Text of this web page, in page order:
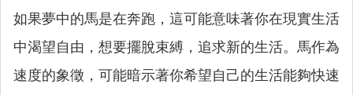
如果夢中的馬是在奔跑，這可能意味著你在現實生活
中渴望自由，想要擺脫束縛，追求新的生活。馬作為
速度的象徵，可能暗示著你希望自己的生活能夠快速